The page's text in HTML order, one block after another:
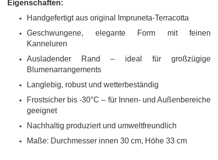
Eigenschaften:
Handgefertigt aus original Impruneta-Terracotta
Geschwungene, elegante Form mit feinen
Kanneluren
Ausladender Rand – ideal für großzügige
Blumenarrangements
Langlebig, robust und wetterbeständig
Frostsicher bis -30°C – für Innen- und Außenbereiche
geeignet
Nachhaltig produziert und umweltfreundlich
Maße: Durchmesser innen 30 cm, Höhe 33 cm